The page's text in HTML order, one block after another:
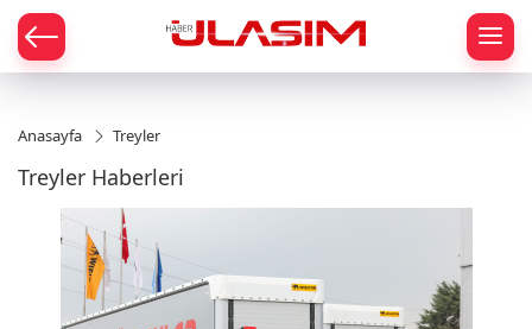
Anasayfa Treyler
Treyler Haberleri